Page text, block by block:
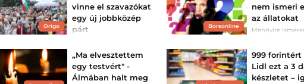
Origo
vinne el szavazókat
egy új jobbközép
párt
szavaznának egy
Fideszből kiszakadó
pártra.
Borsonline
nem ismeri
az állatokat
Mennyire
„Ma elvesztettem
egy testvért" -
Álmában halt meg
999 forintért
Lidl ezt a 3
készletet –